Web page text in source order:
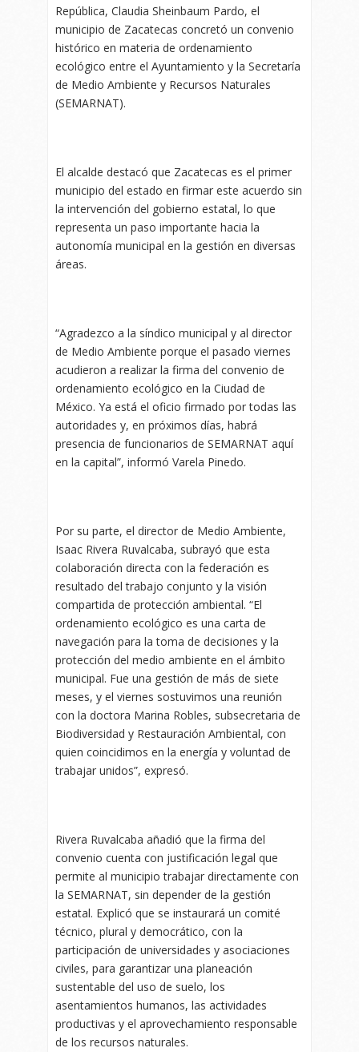
República, Claudia Sheinbaum Pardo, el
municipio de Zacatecas concretó un convenio
histórico en materia de ordenamiento
ecológico entre el Ayuntamiento y la Secretaría
de Medio Ambiente y Recursos Naturales
(SEMARNAT).
El alcalde destacó que Zacatecas es el primer
municipio del estado en firmar este acuerdo sin
la intervención del gobierno estatal, lo que
representa un paso importante hacia la
autonomía municipal en la gestión en diversas
áreas.
“Agradezco a la síndico municipal y al director
de Medio Ambiente porque el pasado viernes
acudieron a realizar la firma del convenio de
ordenamiento ecológico en la Ciudad de
México. Ya está el oficio firmado por todas las
autoridades y, en próximos días, habrá
presencia de funcionarios de SEMARNAT aquí
en la capital”, informó Varela Pinedo.
Por su parte, el director de Medio Ambiente,
Isaac Rivera Ruvalcaba, subrayó que esta
colaboración directa con la federación es
resultado del trabajo conjunto y la visión
compartida de protección ambiental. “El
ordenamiento ecológico es una carta de
navegación para la toma de decisiones y la
protección del medio ambiente en el ámbito
municipal. Fue una gestión de más de siete
meses, y el viernes sostuvimos una reunión
con la doctora Marina Robles, subsecretaria de
Biodiversidad y Restauración Ambiental, con
quien coincidimos en la energía y voluntad de
trabajar unidos”, expresó.
Rivera Ruvalcaba añadió que la firma del
convenio cuenta con justificación legal que
permite al municipio trabajar directamente con
la SEMARNAT, sin depender de la gestión
estatal. Explicó que se instaurará un comité
técnico, plural y democrático, con la
participación de universidades y asociaciones
civiles, para garantizar una planeación
sustentable del uso de suelo, los
asentamientos humanos, las actividades
productivas y el aprovechamiento responsable
de los recursos naturales.